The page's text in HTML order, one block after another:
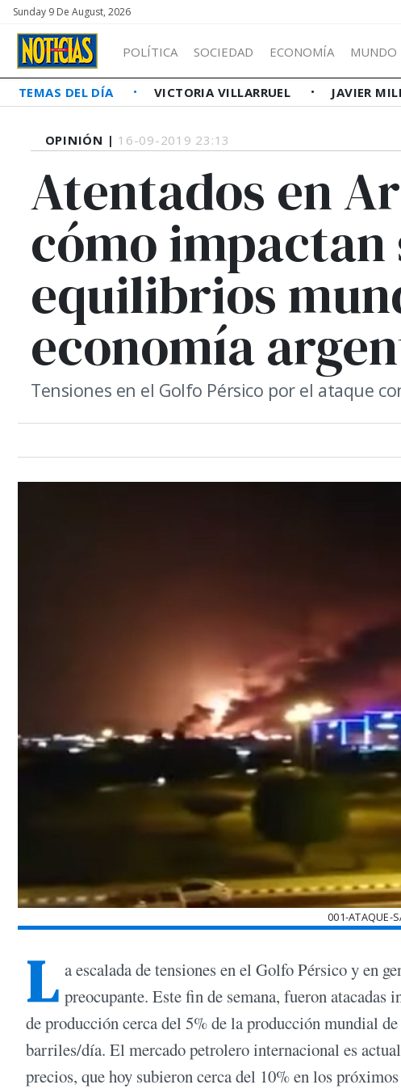
Sunday 9 De August, 2026
POLÍTICA SOCIEDAD ECONOMÍA MUNDO
TEMAS DEL DÍA VICTORIA VILLARRUEL JAVIER
OPINIÓN | 16-09-2019 23:13
Atentados en
cómo impactan
equilibrios
economía
Tensiones en el Golfo Pérsico por el ataque
001-ATAQUE-
L a escalada de tensiones en el Golfo Pérsico y en
preocupante. Este fin de semana, fueron
de producción cerca del 5% de la producción mundial
barriles/día. El mercado petrolero internacional es
precios, que hoy subieron cerca del 10% en los